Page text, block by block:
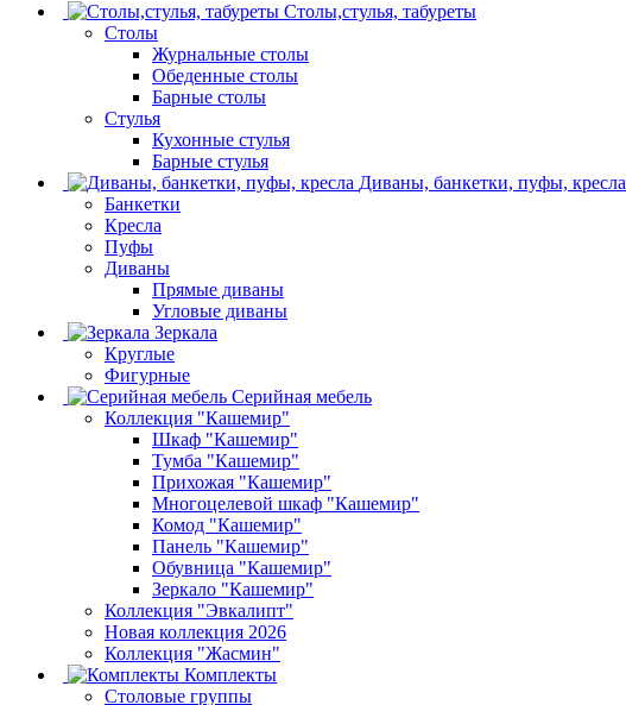
Столы,стулья, табуреты
Столы
Журнальные столы
Обеденные столы
Барные столы
Стулья
Кухонные стулья
Барные стулья
Диваны, банкетки, пуфы, кресла
Банкетки
Кресла
Пуфы
Диваны
Прямые диваны
Угловые диваны
Зеркала
Круглые
Фигурные
Серийная мебель
Коллекция "Кашемир"
Шкаф "Кашемир"
Тумба "Кашемир"
Прихожая "Кашемир"
Многоцелевой шкаф "Кашемир"
Комод "Кашемир"
Панель "Кашемир"
Обувница "Кашемир"
Зеркало "Кашемир"
Коллекция "Эвкалипт"
Новая коллекция 2026
Коллекция "Жасмин"
Комплекты
Столовые группы